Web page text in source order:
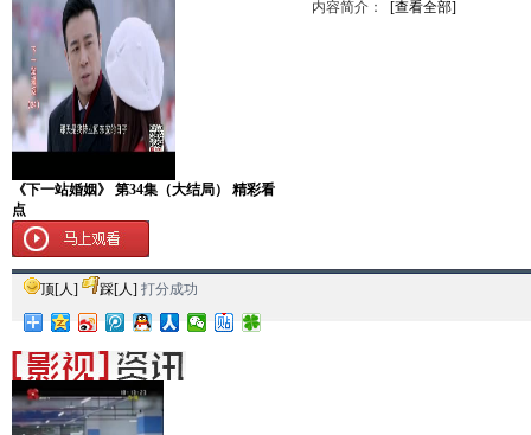
《下一站婚姻》 第34集（大结局） 精彩看
点
内容简介：
[查看全部]
顶[人] 踩[人] 打分成功